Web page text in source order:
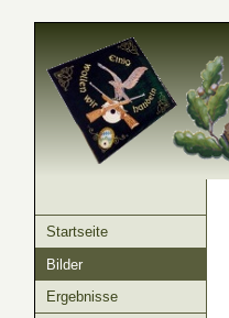
Startseite
Bilder
Ergebnisse